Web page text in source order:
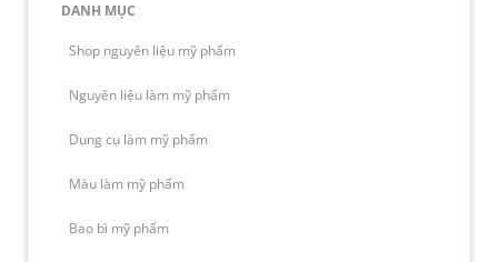
DANH MỤC
Shop nguyên liệu mỹ phẩm
Nguyên liệu làm mỹ phẩm
Dụng cụ làm mỹ phẩm
Màu làm mỹ phẩm
Bao bì mỹ phẩm